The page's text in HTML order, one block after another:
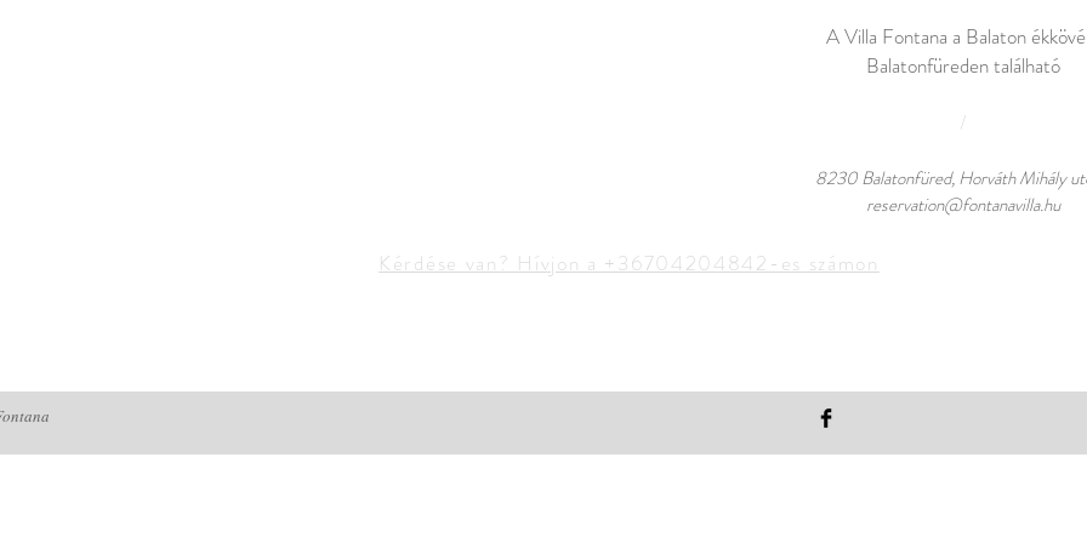
A Villa Fontana a Balaton
Balatonfüreden található
/
8230 Balatonfüred, Horváth Mihály
reservation@fontanavilla.hu
Kérdése van? Hívjon a +36704204842-es számon